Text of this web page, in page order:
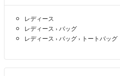
レディース
レディース › バッグ
レディース › バッグ › トートバッグ